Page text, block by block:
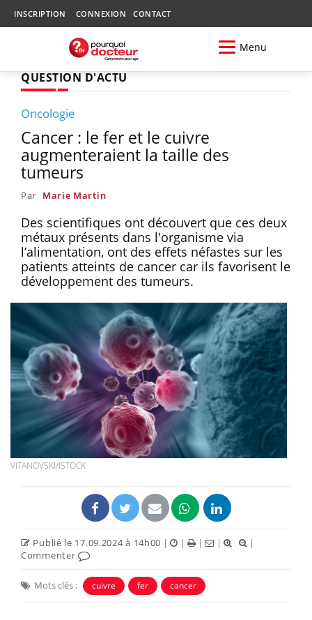
INSCRIPTION CONNEXION CONTACT
Menu
QUESTION D'ACTU
Oncologie
Cancer : le fer et le cuivre
augmenteraient la taille des
tumeurs
Par Marie Martin
Des scientifiques ont découvert que ces deux
métaux présents dans l'organisme via
l’alimentation, ont des effets néfastes sur les
patients atteints de cancer car ils favorisent le
développement des tumeurs.
VITANOVSKI/ISTOCK
Publié le 17.09.2024 à 14h00 | | | |
|
Commenter
Mots clés : cuivre fer cancer